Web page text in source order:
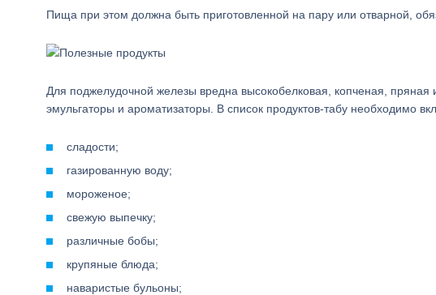
Пища при этом должна быть приготовленной на пару или отварной,
Для поджелудочной железы вредна высокобелковая, копченая,
эмульгаторы и ароматизаторы. В список продуктов-табу необходимо
сладости;
газированную воду;
мороженое;
свежую выпечку;
различные бобы;
крупяные блюда;
наваристые бульоны;